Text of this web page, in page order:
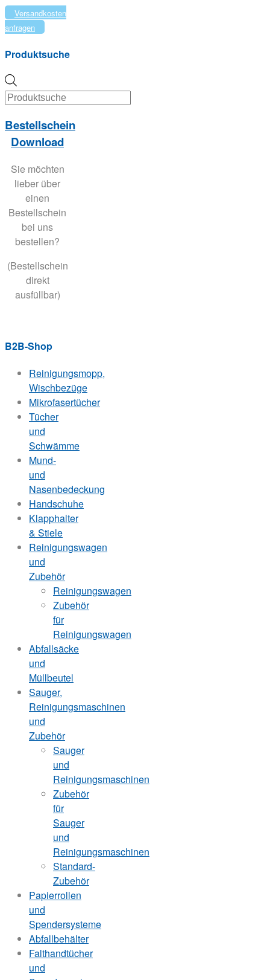
Versandkosten
anfragen
Produktsuche
search
Bestellschein
Download
Sie möchten
lieber über
einen
Bestellschein
bei uns
bestellen?
(Bestellschein
direkt
ausfüllbar)
B2B-Shop
Reinigungsmopp,
Wischbezüge
Mikrofasertücher
Tücher
und
Schwämme
Mund-
und
Nasenbedeckung
Handschuhe
Klapphalter
& Stiele
Reinigungswagen
und
Zubehör
Reinigungswagen
Zubehör
für
Reinigungswagen
Abfallsäcke
und
Müllbeutel
Sauger,
Reinigungsmaschinen
und
Zubehör
Sauger
und
Reinigungsmaschinen
Zubehör
für
Sauger
und
Reinigungsmaschinen
Standard-
Zubehör
Papierrollen
und
Spendersysteme
Abfallbehälter
Falthandtücher
und